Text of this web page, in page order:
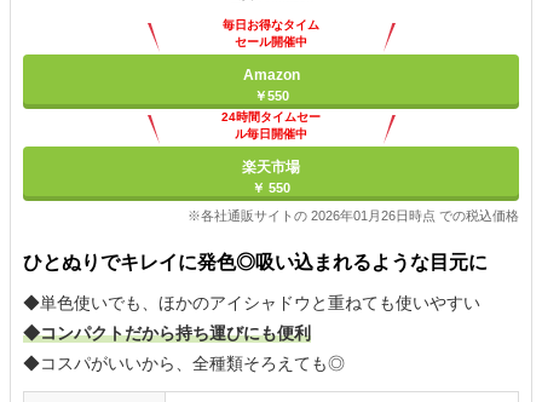
毎日お得なタイム
セール開催中
Amazon
￥550
24時間タイムセー
ル毎日開催中
楽天市場
￥ 550
※各社通販サイトの 2026年01月26日時点 での税込価格
ひとぬりでキレイに発色◎吸い込まれるような目元に
◆単色使いでも、ほかのアイシャドウと重ねても使いやすい
◆コンパクトだから持ち運びにも便利
◆コスパがいいから、全種類そろえても◎